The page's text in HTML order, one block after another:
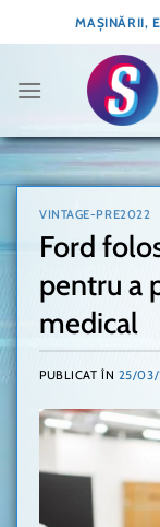
to
MAȘINĂRII,
VINTAGE-PRE2022
Ford
pentru a
medical
PUBLICAT ÎN 25/